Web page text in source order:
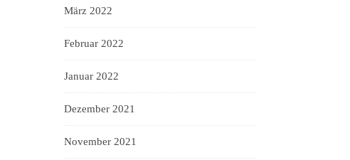
März 2022
Februar 2022
Januar 2022
Dezember 2021
November 2021